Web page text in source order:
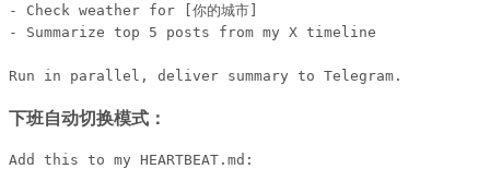
- Check weather for [你的城市]
- Summarize top 5 posts from my X timeline
下班自动切换模式：
Add this to my HEARTBEAT.md: